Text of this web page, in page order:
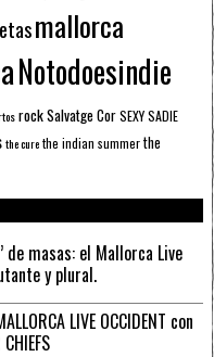
mallorca
Notodoesindie
rockSalvatge CorSEXY SADIE
the curethe indian summerthe
de masas: el Mallorca Live
y plural.
LIVE OCCIDENT con